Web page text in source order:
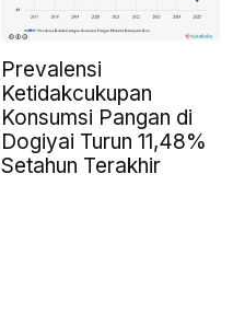
Prevalensi
Ketidakcukupan
Konsumsi Pangan di
Dogiyai Turun 11,48%
Setahun Terakhir